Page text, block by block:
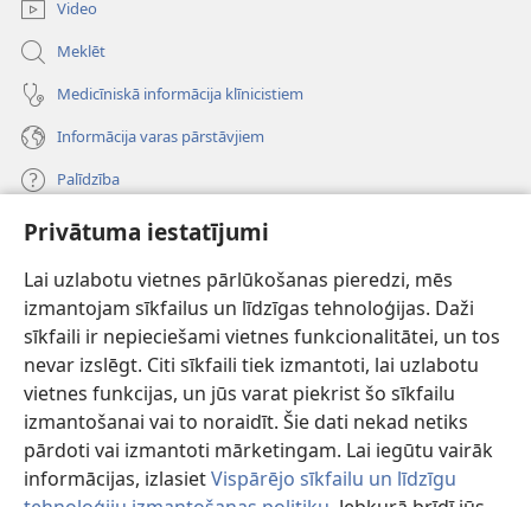
Privātuma iestatījumi
Lai uzlabotu vietnes pārlūkošanas pieredzi, mēs
izmantojam sīkfailus un līdzīgas tehnoloģijas. Daži
sīkfaili ir nepieciešami vietnes funkcionalitātei, un tos
nevar izslēgt. Citi sīkfaili tiek izmantoti, lai uzlabotu
vietnes funkcijas, un jūs varat piekrist šo sīkfailu
izmantošanai vai to noraidīt. Šie dati nekad netiks
pārdoti vai izmantoti mārketingam. Lai iegūtu vairāk
informācijas, izlasietVispārējo sīkfailu un līdzīgu
Video
Meklēt
Medicīniskā informācija klīnicistiem
Informācija varas pārstāvjiem
Palīdzība
Ziedojumi
new
Sargtorņa TIEŠSAISTES BIBLIOTĒKA
(opens
new
window)JW Hub ®
(opens
new
window)JW Library ®